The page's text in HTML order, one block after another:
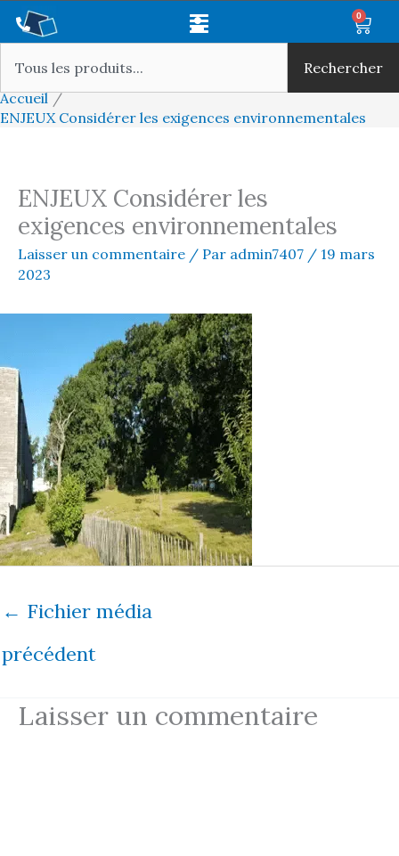
Aller
contenu
Main
0
Rechercher
Accueil
ENJEUX Considérer les exigences environnementales
ENJEUX Considérer les
exigences environnementales
Laisser un commentaire / Par admin7407 / 19 mars
2023
← Fichier média
précédent
Laisser un commentaire